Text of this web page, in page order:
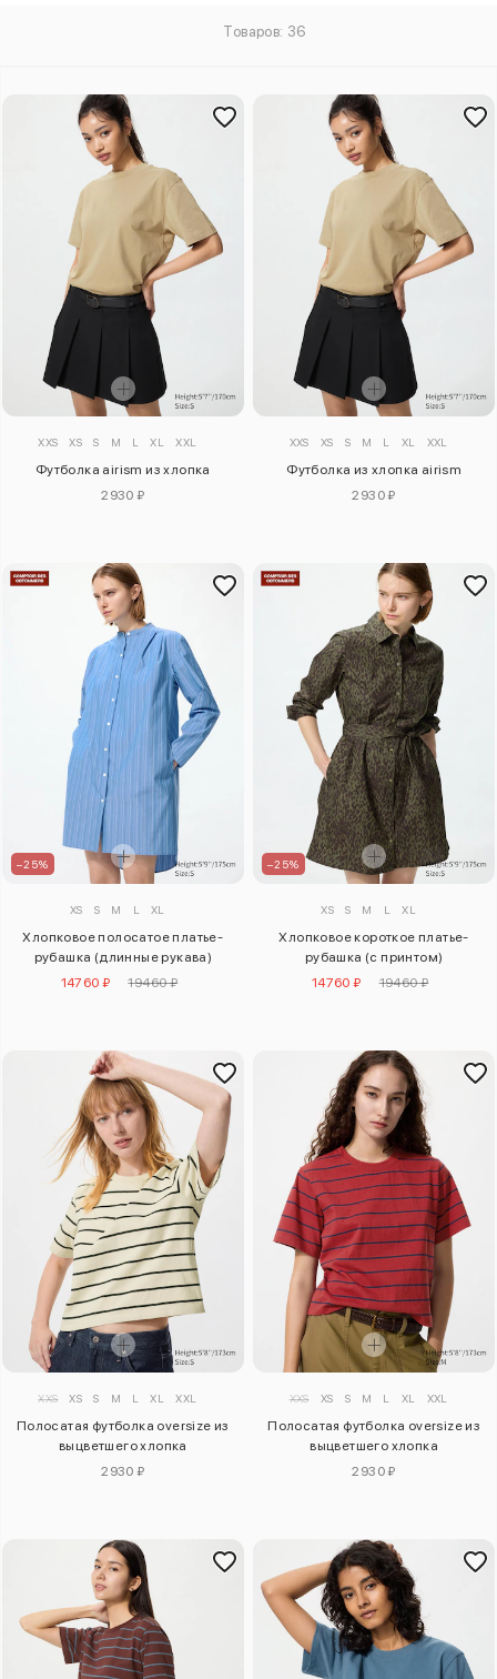
Товаров: 36
XXS XS S M L XL XXL
Футболка airism из хлопка
2930 ₽
XXS XS S M L XL XXL
Футболка из хлопка airism
2930 ₽
–25%
XS S M L XL
Хлопковое полосатое платье-
рубашка (длинные рукава)
14760 ₽
19460 ₽
–25%
XS S M L XL
Хлопковое короткое платье-
рубашка (с принтом)
14760 ₽
19460 ₽
XXS XS S M L XL XXL
Полосатая футболка oversize из
выцветшего хлопка
2930 ₽
XXS XS S M L XL XXL
Полосатая футболка oversize из
выцветшего хлопка
2930 ₽